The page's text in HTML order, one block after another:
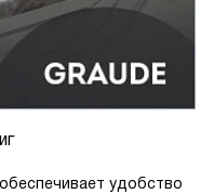
удобство